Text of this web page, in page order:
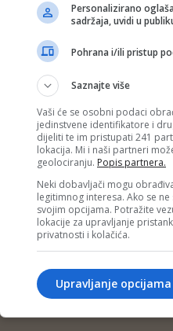
Personalizirano
sadržaja, uvidi u
Pohrana i/ili pristup
Saznajte više
Vaši će se osobni podaci
jedinstvene identifikatore i
dijeliti te im pristupati 241
lokacija. Mi i naši partneri
geolociranju. Popis partnera.
Neki dobavljači mogu
legitimnog interesa. Ako se
svojim opcijama. Potražite
lokacije za upravljanje
privatnosti i kolačića.
Upravljanje opcijama